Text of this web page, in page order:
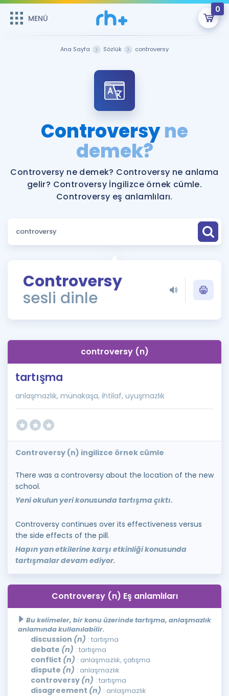
MENÜ
0
Şifremi Hatırlamıyorum
Sepetin Şu An Boş.
Remzi Hoca ile seni sınava hazırlayacak onlarca eğitim seni
bekliyor!
MENÜ
Katılımcı Görüşleri
Faydalı Araçlar
Ücretsiz Kaynaklar
Puan Hesaplama
ÖSYM Sınav Takvimi
Kampanyalar
İngilizce Gramer
İngilizce Gramer
Ana Sayfa Sözlük controversy
Controversyne
demek?
Controversy ne demek? Controversy ne anlama
gelir? Controversy İngilizce örnek cümle.
Controversy eş anlamlıları.
Controversy
sesli dinle
controversy (n)
tartışma
anlaşmazlık, münakaşa, ihtilaf, uyuşmazlık
Controversy (n) ingilizce örnek cümle
There was a controversy about the location of the new
school.
Yeni okulun yeri konusunda tartışma çıktı.
Controversy continues over its effectiveness versus
the side effects of the pill.
Hapın yan etkilerine karşı etkinliği konusunda
tartışmalar devam ediyor.
Controversy (n) Eş anlamlıları
Bu kelimeler, bir konu üzerinde tartışma, anlaşmazlık
anlamında kullanılabilir.
discussion (n) : tartışma
debate (n) : tartışma
conflict (n) : anlaşmazlık, çatışma
dispute (n) : anlaşmazlık
controversy (n) : tartışma
disagreement (n) : anlaşmazlık